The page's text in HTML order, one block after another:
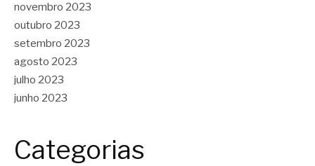
novembro 2023
outubro 2023
setembro 2023
agosto 2023
julho 2023
junho 2023
Categorias